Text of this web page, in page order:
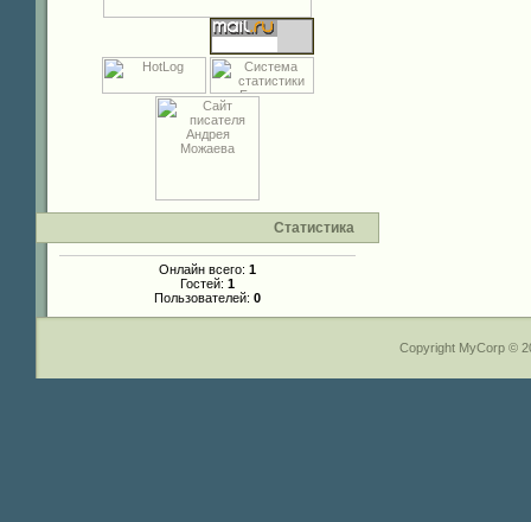
Статистика
Онлайн всего: 1
Гостей: 1
Пользователей: 0
Copyright MyCorp ©